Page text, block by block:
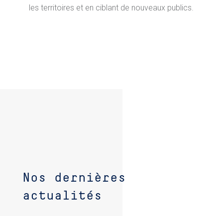
les territoires et en ciblant de nouveaux publics.
Nos dernières
actualités